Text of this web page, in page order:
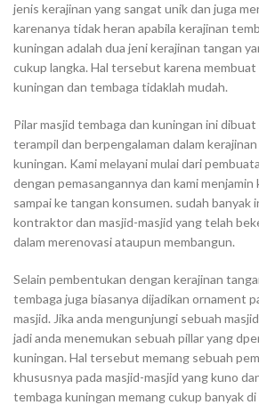
jenis kerajinan yang sangat unik dan juga
karenanya tidak heran apabila kerajinan
kuningan adalah dua jeni kerajinan tangan
cukup langka. Hal tersebut karena
kuningan dan tembaga tidaklah mudah.
Pilar masjid tembaga dan kuningan ini
terampil dan berpengalaman dalam
kuningan. Kami melayani mulai dari
dengan pemasangannya dan kami menjamin
sampai ke tangan konsumen. sudah banyak
kontraktor dan masjid-masjid yang telah
dalam merenovasi ataupun membangun.
Selain pembentukan dengan kerajinan
tembaga juga biasanya dijadikan ornament
masjid. Jika anda mengunjungi sebuah
jadi anda menemukan sebuah pillar yang
kuningan. Hal tersebut memang sebuah
khususnya pada masjid-masjid yang kuno
tembaga kuningan memang cukup banyak